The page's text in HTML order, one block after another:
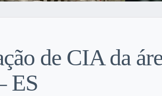
de CIA da
ES